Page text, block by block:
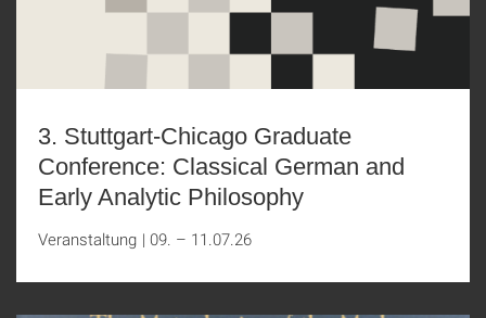
3. Stuttgart-Chicago Graduate
Conference: Classical German and
Early Analytic Philosophy
Veranstaltung | 09. – 11.07.26